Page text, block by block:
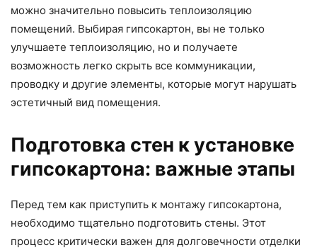
можно значительно повысить теплоизоляцию
помещений. Выбирая гипсокартон, вы не только
улучшаете теплоизоляцию, но и получаете
возможность легко скрыть все коммуникации,
проводку и другие элементы, которые могут нарушать
эстетичный вид помещения.
Подготовка стен к установке
гипсокартона: важные этапы
Перед тем как приступить к монтажу гипсокартона,
необходимо тщательно подготовить стены. Этот
процесс критически важен для долговечности отделки